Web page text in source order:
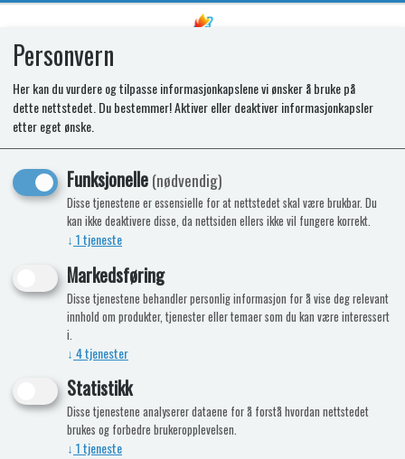
SPARE OVEN DOOR CO2 BK DD U
Personvern
Her kan du vurdere og tilpasse informasjonkapslene vi ønsker å bruke på
dette nettstedet. Du bestemmer! Aktiver eller deaktiver informasjonkapsler
etter eget ønske.
Funksjonelle(nødvendig)
Disse tjenestene er essensielle for at nettstedet skal være brukbar. Du
kan ikke deaktivere disse, da nettsiden ellers ikke vil fungere korrekt.
↓ 1tjeneste
Markedsføring
Disse tjenestene behandler personlig informasjon for å vise deg relevant
innhold om produkter, tjenester eller temaer som du kan være interessert
i.
↓ 4tjenester
Statistikk
Disse tjenestene analyserer dataene for å forstå hvordan nettstedet
brukes og forbedre brukeropplevelsen.
↓ 1tjeneste